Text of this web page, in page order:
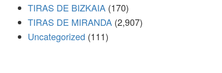
TIRAS DE BIZKAIA (170)
TIRAS DE MIRANDA (2,907)
Uncategorized (111)